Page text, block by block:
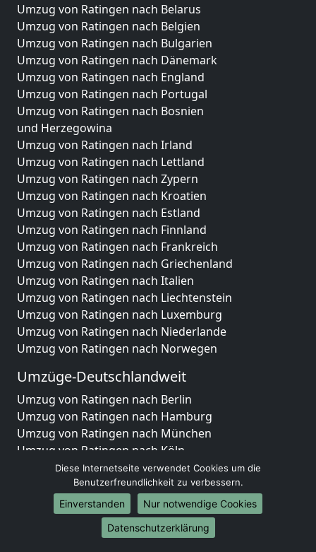
Umzug von Ratingen nach Belarus
Umzug von Ratingen nach Belgien
Umzug von Ratingen nach Bulgarien
Umzug von Ratingen nach Dänemark
Umzug von Ratingen nach England
Umzug von Ratingen nach Portugal
Umzug von Ratingen nach Bosnien
und Herzegowina
Umzug von Ratingen nach Irland
Umzug von Ratingen nach Lettland
Umzug von Ratingen nach Zypern
Umzug von Ratingen nach Kroatien
Umzug von Ratingen nach Estland
Umzug von Ratingen nach Finnland
Umzug von Ratingen nach Frankreich
Umzug von Ratingen nach Griechenland
Umzug von Ratingen nach Italien
Umzug von Ratingen nach Liechtenstein
Umzug von Ratingen nach Luxemburg
Umzug von Ratingen nach Niederlande
Umzug von Ratingen nach Norwegen
Umzüge-Deutschlandweit
Umzug von Ratingen nach Berlin
Umzug von Ratingen nach Hamburg
Umzug von Ratingen nach München
Umzug von Ratingen nach Köln
Umzug von Ratingen nach Frankfurt am Main
Umzug von Ratingen nach Stuttgart
Umzug von Ratingen nach Düsseldorf
Umzug von Ratingen nach Leipzig
Umzug von Ratingen nach Dortmund
Diese Internetseite verwendet Cookies um die
Benutzerfreundlichkeit zu verbessern.
Einverstanden
Nur notwendige Cookies
Datenschutzerklärung